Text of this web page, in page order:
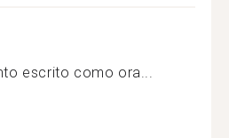
escrito como ora...